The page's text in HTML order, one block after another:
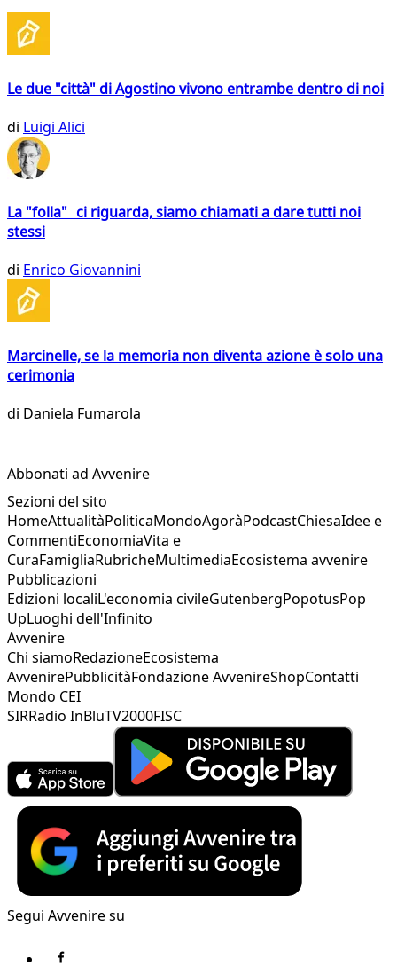
Le due "città" di Agostino vivono entrambe dentro di noi
di Luigi Alici
La "folla" ci riguarda, siamo chiamati a dare tutti noi
stessi
di Enrico Giovannini
Marcinelle, se la memoria non diventa azione è solo una
cerimonia
di Daniela Fumarola
Abbonati ad Avvenire
Sezioni del sito
HomeAttualitàPoliticaMondoAgoràPodcastChiesaIdee e
CommentiEconomiaVita e
CuraFamigliaRubricheMultimediaEcosistema avvenire
Pubblicazioni
Edizioni localiL'economia civileGutenbergPopotusPop
UpLuoghi dell'Infinito
Avvenire
Chi siamoRedazioneEcosistema
AvvenirePubblicitàFondazione AvvenireShopContatti
Mondo CEI
SIRRadio InBluTV2000FISC
Segui Avvenire su